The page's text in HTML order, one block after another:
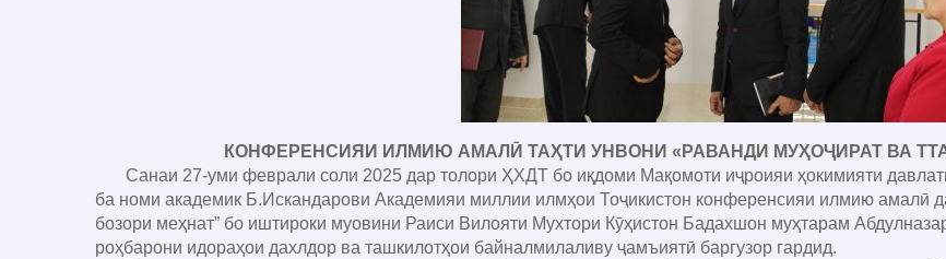
КОНФЕРЕНСИЯИ ИЛМИЮ АМАЛӢ ТАҲТИ УНВОНИ «РАВАНДИ МУҲОҶИРАТ ВА
Санаи 27-уми феврали соли 2025 дар толори ҲХДТ бо иқдоми Мақомоти иҷроияи ҳокимияти
ба номи академик Б.Искандарови Академияи миллии илмҳои Тоҷикистон конференсияи илмию амалӣ
бозори меҳнат” бо иштироки муовини Раиси Вилояти Мухтори Кӯҳистон Бадахшон муҳтарам
роҳбарони идораҳои дахлдор ва ташкилотҳои байналмилаливу ҷамъиятӣ баргузор гардид.